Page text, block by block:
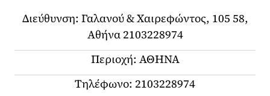
Διεύθυνση: Γαλανού & Χαιρεφώντος, 105 58,
Αθήνα 2103228974
Περιοχή: ΑΘΗΝΑ
Τηλέφωνο: 2103228974